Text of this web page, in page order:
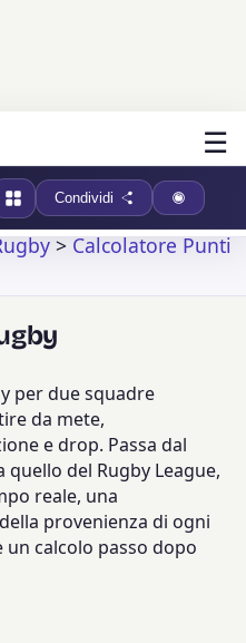
☰
Condividi
>Calcolatore Punti
per due squadre
da mete,
e drop. Passa dal
del Rugby League,
reale, una
provenienza di ogni
calcolo passo dopo